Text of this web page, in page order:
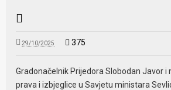
29/10/2025 375
Gradonačelnik Prijedora Slobodan Javor i
prava i izbjeglice u Savjetu ministara